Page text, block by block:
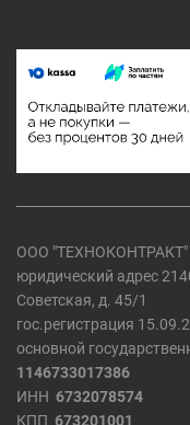
ООО "ТЕХНОКОНТРАКТ"
юридический адрес
Советская, д. 45/1
гос.регистрация
основной
1146733017386
ИНН 6732078574
КПП 673201001